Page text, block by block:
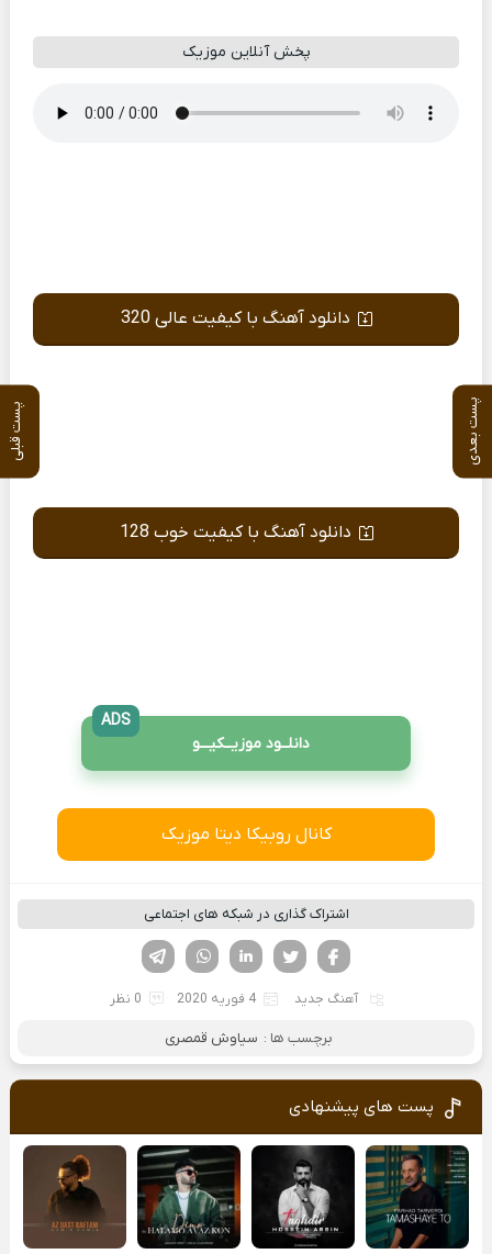
پست بعدی پست قبلی
پخش آنلاین موزیک
دانلود آهنگ با کیفیت عالی 320
دانلود آهنگ با کیفیت خوب 128
دانلــود موزیــکیـــو
ADS
کانال روبیکا دیتا موزیک
اشتراک گذاری در شبکه های اجتماعی
لینکدین تویتر
فیسوک
آهنگ جدید 4 فوریه 2020 0 نظر
برچسب ها : سیاوش قمصری
پست های پیشنهادی